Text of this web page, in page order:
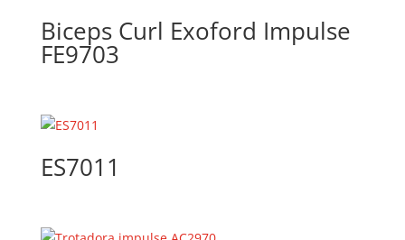
Biceps Curl Exoford Impulse
FE9703
ES7011